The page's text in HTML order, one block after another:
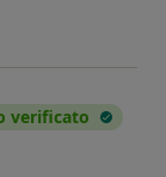
verificato